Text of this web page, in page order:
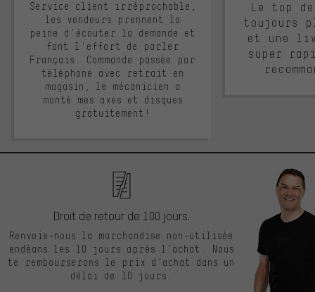
Service client irréprochable,
les vendeurs prennent la
peine d'écouter la demande et
font l'effort de parler
Français. Commande passée par
téléphone avec retrait en
magasin, le mécanicien a
monté mes axes et disques
gratuitement!
Le top
toujours
et une
super
Droit de retour de 100 jours.
Renvoie-nous la marchandise non-utilisée
endéans les 10 jours après l’achat. Nous
te rembourserons le prix d’achat dans un
délai de 10 jours.